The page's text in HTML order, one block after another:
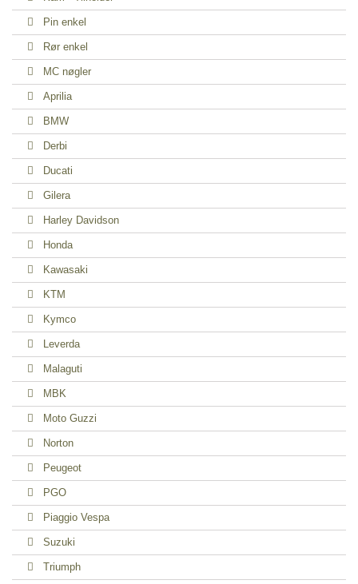
Pin enkel
Rør enkel
MC nøgler
Aprilia
BMW
Derbi
Ducati
Gilera
Harley Davidson
Honda
Kawasaki
KTM
Kymco
Leverda
Malaguti
MBK
Moto Guzzi
Norton
Peugeot
PGO
Piaggio Vespa
Suzuki
Triumph